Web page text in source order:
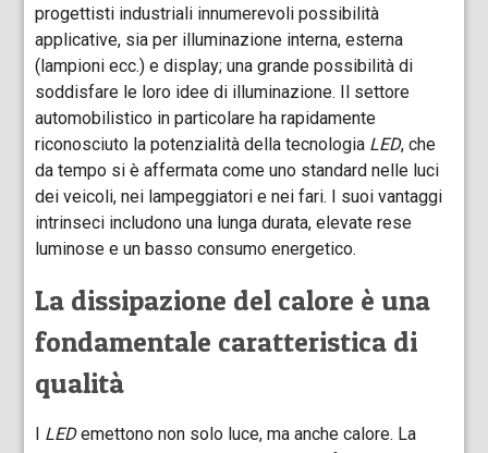
progettisti industriali innumerevoli possibilità
applicative, sia per illuminazione interna, esterna
(lampioni ecc.) e display; una grande possibilità di
soddisfare le loro idee di illuminazione. Il settore
automobilistico in particolare ha rapidamente
riconosciuto la potenzialità della tecnologia LED, che
da tempo si è affermata come uno standard nelle luci
dei veicoli, nei lampeggiatori e nei fari. I suoi vantaggi
intrinseci includono una lunga durata, elevate rese
luminose e un basso consumo energetico.
La dissipazione del calore è una
fondamentale caratteristica di
qualità
LEDemettono non solo luce, ma anche calore. La